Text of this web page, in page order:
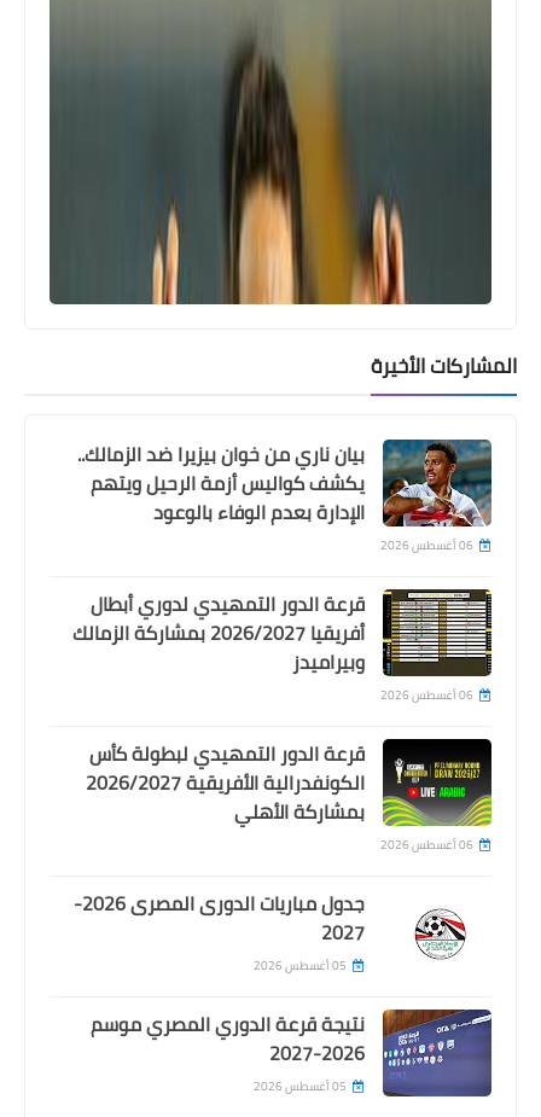
وجوزيه جوميز 6 مباريات
اخبار خفيفة
انقلاب في جدول ترتيب الدوري بعد
الاسبوع الرابع (المصري يتصدر وهبوط
الاهلي وصعود الزمالك)
اخبار خفيفة
شوبير يعرض التصنيف المقترح للأهلي
وأندية كأس العالم للأندية
المشاركات الأخيرة
بيان ناري من خوان بيزيرا ضد الزمالك..
يكشف كواليس أزمة الرحيل ويتهم
الإدارة بعدم الوفاء بالوعود
06 أغسطس 2026
قرعة الدور التمهيدي لدوري أبطال
أفريقيا 2026/2027 بمشاركة الزمالك
وبيراميدز
06 أغسطس 2026
قرعة الدور التمهيدي لبطولة كأس
الكونفدرالية الأفريقية 2026/2027
بمشاركة الأهلي
06 أغسطس 2026
جدول مباريات الدورى المصرى 2026-
2027
05 أغسطس 2026
نتيجة قرعة الدوري المصري موسم
2026-2027
05 أغسطس 2026